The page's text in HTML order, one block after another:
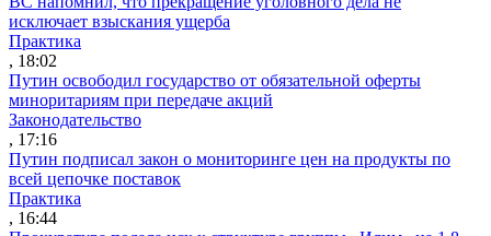
исключает взыскания ущерба
Практика
, 18:02
Путин освободил государство от обязательной оферты
миноритариям при передаче акций
Законодательство
, 17:16
Путин подписал закон о мониторинге цен на продукты по
всей цепочке поставок
Практика
, 16:44